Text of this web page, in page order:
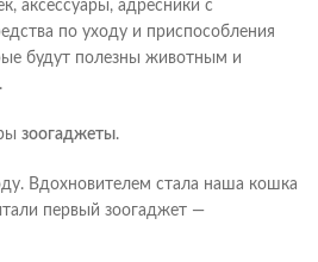
аксессуары, адресники с
по уходу и приспособления
будут полезны животным и
зоогаджеты.
Вдохновителем стала наша кошка
первый зоогаджет —